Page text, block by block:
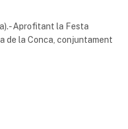
Aprofitant la Festa
de la Conca, conjuntament